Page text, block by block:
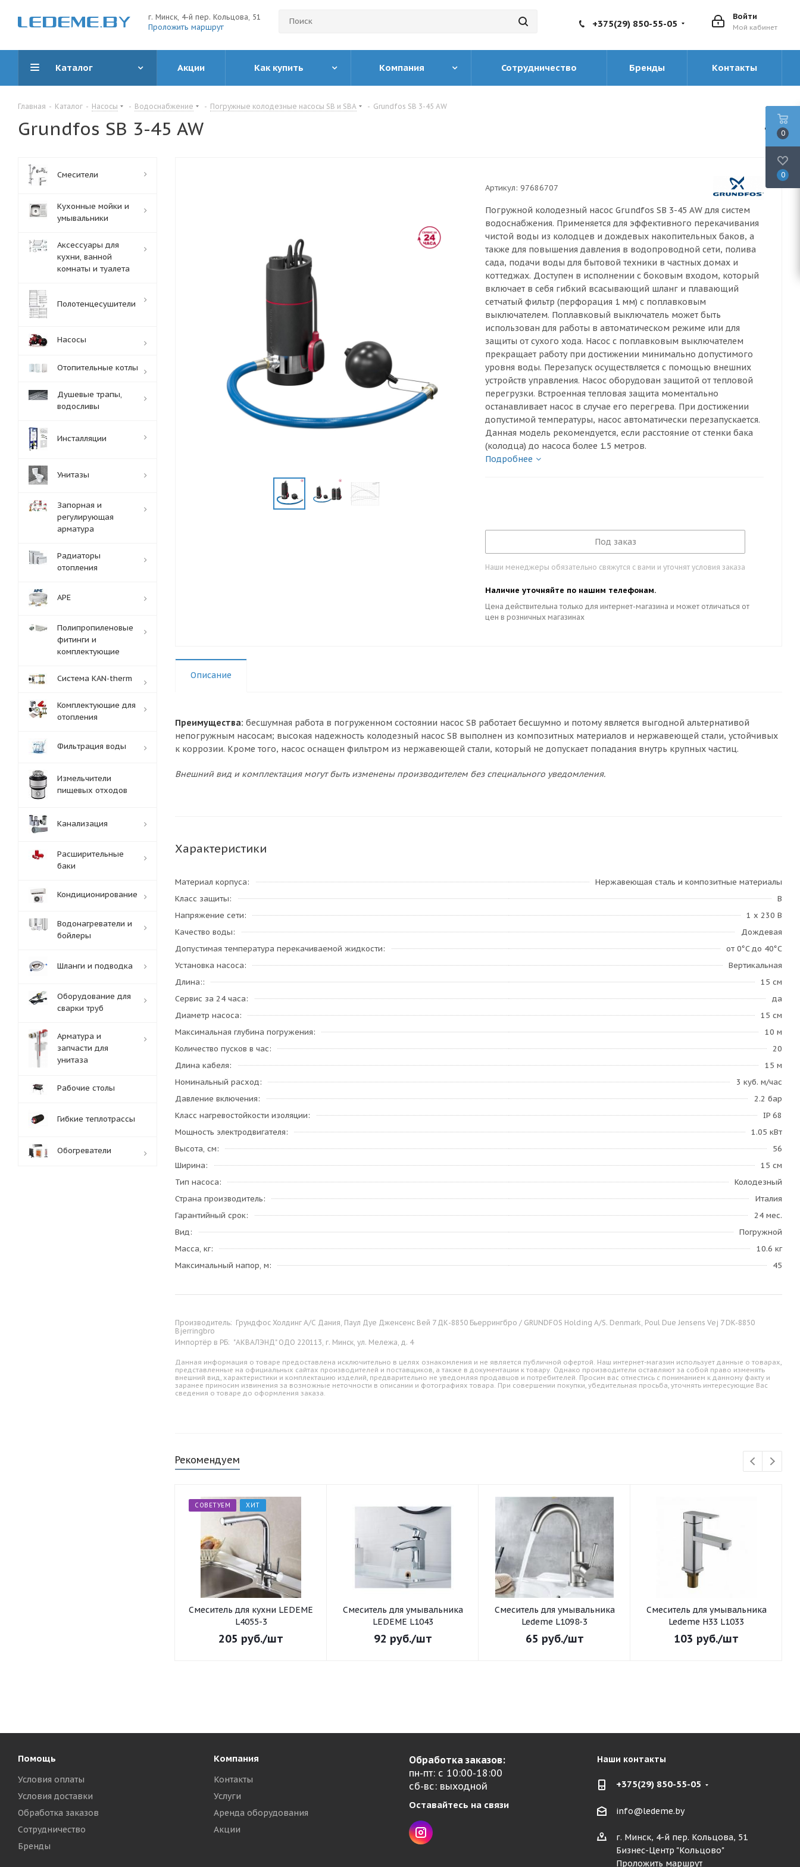
г. Минск, 4-й пер. Кольцова, 51
Проложить маршрут
Войти
Мой кабинет
+375(29) 850-55-05
Каталог Акции Как купить Компания Сотрудничество Бренды Контакты
Главная - Каталог - Насосы - Водоснабжение - Погружные колодезные насосы SB и SBA - Grundfos SB 3-45 AW
Grundfos SB 3-45 AW
Артикул: 97686707
Погружной колодезный насос Grundfos SB 3-45 AW для систем
водоснабжения. Применяется для эффективного перекачивания
чистой воды из колодцев и дождевых накопительных баков, а
также для повышения давления в водопроводной сети, полива
сада, подачи воды для бытовой техники в частных домах и
коттеджах. Доступен в исполнении с боковым входом, который
включает в себя гибкий всасывающий шланг и плавающий
сетчатый фильтр (перфорация 1 мм) с поплавковым
выключателем. Поплавковый выключатель может быть
использован для работы в автоматическом режиме или для
защиты от сухого хода. Насос с поплавковым выключателем
прекращает работу при достижении минимально допустимого
уровня воды. Перезапуск осуществляется с помощью внешних
устройств управления. Насос оборудован защитой от тепловой
перегрузки. Встроенная тепловая защита моментально
останавливает насос в случае его перегрева. При достижении
допустимой температуры, насос автоматически перезапускается.
Данная модель рекомендуется, если расстояние от стенки бака
(колодца) до насоса более 1.5 метров.
Подробнее
Под заказ
Наши менеджеры обязательно свяжутся с вами и уточнят условия заказа
Наличие уточняйте по нашим телефонам.
Цена действительна только для интернет-магазина и может отличаться от
цен в розничных магазинах
Описание
Преимущества: бесшумная работа в погруженном состоянии насос SB работает бесшумно и потому является выгодной альтернативой
непогружным насосам; высокая надежность колодезный насос SB выполнен из композитных материалов и нержавеющей стали, устойчивых
к коррозии. Кроме того, насос оснащен фильтром из нержавеющей стали, который не допускает попадания внутрь крупных частиц.
Внешний вид и комплектация могут быть изменены производителем без специального уведомления.
Характеристики
Материал корпуса
Нержавеющая сталь и композитные материалы
Класс защиты
B
Напряжение сети
1 х 230 В
Качество воды
Дождевая
Допустимая температура перекачиваемой жидкости
от 0°C до 40°C
Установка насоса
Вертикальная
Длина:
15 см
Сервис за 24 часа
да
Диаметр насоса
15 см
Максимальная глубина погружения
10 м
Количество пусков в час
20
Длина кабеля
15 м
Номинальный расход
3 куб. м/час
Давление включения
2.2 бар
Класс нагревостойкости изоляции
IP 68
Мощность электродвигателя
1.05 кВт
Высота, см
56
Ширина
15 см
Тип насоса
Колодезный
Страна производитель
Италия
Гарантийный срок
24 мес.
Вид
Погружной
Масса, кг
10.6 кг
Максимальный напор, м
45
Производитель: Грундфос Холдинг А/С Дания, Паул Дуе Дженсенс Вей 7 ДК-8850 Бьеррингбро / GRUNDFOS Holding A/S. Denmark, Poul Due Jensens Vej 7 DK-8850
Bjerringbro
Импортёр в РБ: "АКВАЛЭНД" ОДО 220113, г. Минск, ул. Мележа, д. 4
Данная информация о товаре предоставлена исключительно в целях ознакомления и не является публичной офертой. Наш интернет-магазин использует данные о товарах,
представленные на официальных сайтах производителей и поставщиков, а также в документации к товару. Однако производители оставляют за собой право изменять
внешний вид, характеристики и комплектацию изделий, предварительно не уведомляя продавцов и потребителей. Просим вас отнестись с пониманием к данному факту и
заранее приносим извинения за возможные неточности в описании и фотографиях товара. При совершении покупки, убедительная просьба, уточнять интересующие Вас
сведения о товаре до оформления заказа.
Рекомендуем
СОВЕТУЕМ ХИТ
Смеситель для кухни LEDEME
L4055-3
205 руб./шт
Смеситель для умывальника
LEDEME L1043
92 руб./шт
Смеситель для умывальника
Ledeme L1098-3
65 руб./шт
Смеситель для умывальника
Ledeme H33 L1033
103 руб./шт
Смесители
Кухонные мойки и
умывальники
Аксессуары для
кухни, ванной
комнаты и туалета
Полотенцесушители
Насосы
Отопительные котлы
Душевые трапы,
водосливы
Инсталляции
Унитазы
Запорная и
регулирующая
арматура
Радиаторы
отопления
APE
Полипропиленовые
фитинги и
комплектующие
Система KAN-therm
Комплектующие для
отопления
Фильтрация воды
Измельчители
пищевых отходов
Канализация
Расширительные
баки
Кондиционирование
Водонагреватели и
бойлеры
Шланги и подводка
Оборудование для
сварки труб
Арматура и
запчасти для
унитаза
Рабочие столы
Гибкие теплотрассы
Обогреватели
Помощь
Условия оплаты
Условия доставки
Обработка заказов
Сотрудничество
Бренды
Компания
Контакты
Услуги
Аренда оборудования
Акции
Обработка заказов:
пн-пт: с 10:00-18:00
сб-вс: выходной
Оставайтесь на связи
Наши контакты
+375(29) 850-55-05
info@ledeme.by
г. Минск, 4-й пер. Кольцова, 51
Бизнес-Центр "Кольцово"
Проложить маршрут
0
0